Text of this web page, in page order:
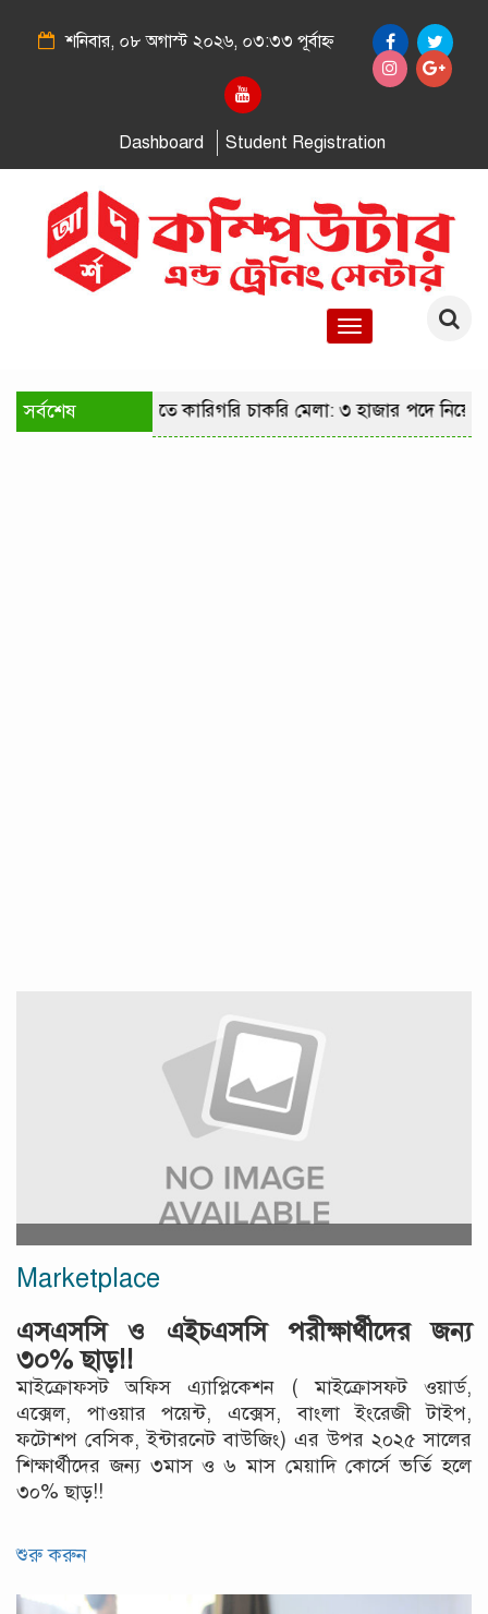
শনিবার, ০৮ অগাস্ট ২০২৬, ০৩:৩৩ পূর্বাহ্ন
Dashboard Student Registration
Toggle
সর্বশেষরাজধানীতে কারিগরি চাকরি মেলা: ৩ হাজার পদে
Marketplace
এসএসসি ও এইচএসসি পরীক্ষার্থীদের জন্য
৩০% ছাড়!!
মাইক্রোফসট অফিস এ্যাপ্লিকেশন ( মাইক্রোসফট ওয়ার্ড,
এক্সেল, পাওয়ার পয়েন্ট, এক্সেস, বাংলা ইংরেজী টাইপ,
ফটোশপ বেসিক, ইন্টারনেট বাউজিং) এর উপর ২০২৫ সালের
শিক্ষার্থীদের জন্য ৩মাস ও ৬ মাস মেয়াদি কোর্সে ভর্তি হলে
৩০% ছাড়!!
শুরু করুন